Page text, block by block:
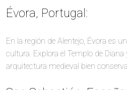
Évora, Portugal:
En la región de Alentejo, Évora es
cultura. Explora el Templo de
arquitectura medieval bien